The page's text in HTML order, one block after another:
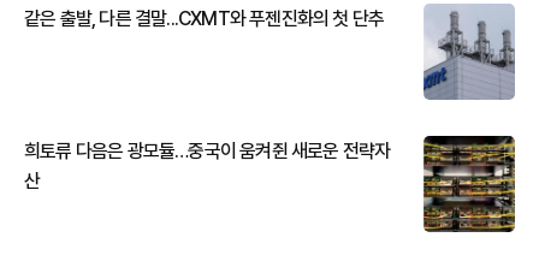
같은 출발, 다른 결말...CXMT와 푸젠진화의 첫 단추
희토류 다음은 광모듈…중국이 움켜쥔 새로운 전략자
산